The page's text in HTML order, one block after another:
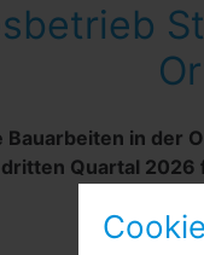
Bauarbeiten in der
Quartal